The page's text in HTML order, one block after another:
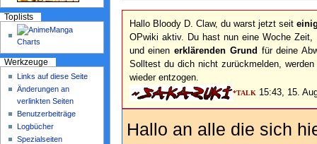
Hallo Bloody D. Claw, du warst jetzt seit
OPwiki aktiv. Du hast nun eine Woche Zeit,
und einenerklärenden Grund für deine
Solltest du dich nicht zurückmelden, werden
wieder entzogen.
*TALK15:43, 15.
Hallo an alle die sich
Toplists
Werkzeuge
Links auf diese Seite
Änderungen an
verlinkten Seiten
Benutzerbeiträge
Logbücher
Spezialseiten